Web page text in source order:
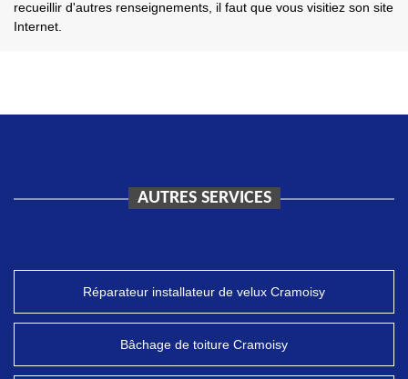
recueillir d'autres renseignements, il faut que vous visitiez son site
Internet.
AUTRES SERVICES
Réparateur installateur de velux Cramoisy
Bâchage de toiture Cramoisy